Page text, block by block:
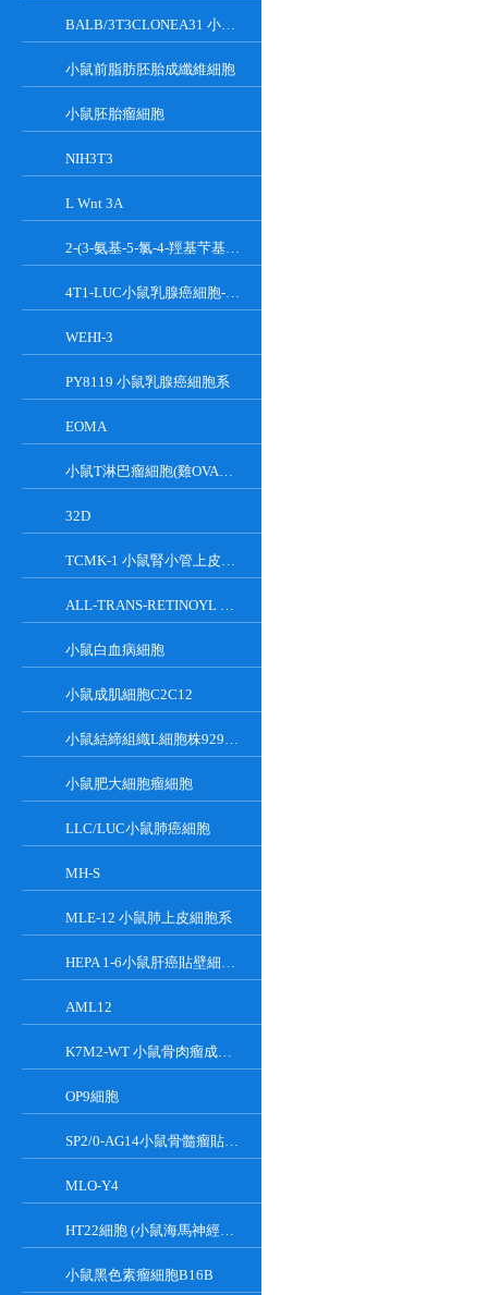
BALB/3T3CLONEA31 小鼠胚胎成纖維細胞
小鼠前脂肪胚胎成纖維細胞
小鼠胚胎瘤細胞
NIH3T3
L Wnt 3A
2-(3-氨基-5-氯-4-羥基芐基)-1H-異吲哚-1,3(2H)-二酮
4T1-LUC小鼠乳腺癌細胞-熒光素酶標記
WEHI-3
PY8119 小鼠乳腺癌細胞系
EOMA
小鼠T淋巴瘤細胞(雞OVA基因修飾)
32D
TCMK-1 小鼠腎小管上皮細胞系
ALL-TRANS-RETINOYL B-GLUCURONIDE
小鼠白血病細胞
小鼠成肌細胞C2C12
小鼠結締組織L細胞株929克隆
小鼠肥大細胞瘤細胞
LLC/LUC小鼠肺癌細胞
MH-S
MLE-12 小鼠肺上皮細胞系
HEPA 1-6小鼠肝癌貼壁細胞系
AML12
K7M2-WT 小鼠骨肉瘤成骨細胞系
OP9細胞
SP2/0-AG14小鼠骨髓瘤貼壁細胞系
MLO-Y4
HT22細胞 (小鼠海馬神經元細胞) (STR鑒定正確)
小鼠黑色素瘤細胞B16B